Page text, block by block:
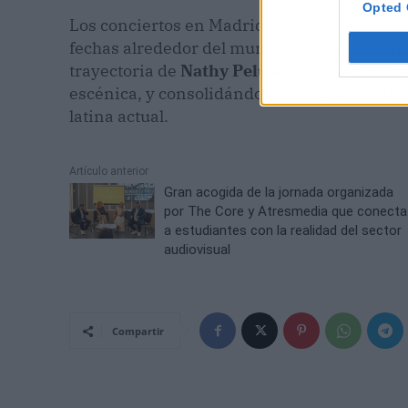
Opted
Los conciertos en Madrid y Barcelona
fechas alrededor del mundo. Dos noches
trayectoria de Nathy Peluso
, celebrando
escénica, y consolidándola como una de
latina actual.
Artículo anterior
Gran acogida de la jornada organizada
por The Core y Atresmedia que conecta
a estudiantes con la realidad del sector
audiovisual
Compartir